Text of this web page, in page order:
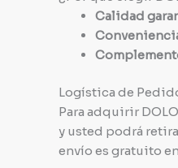
Calidad
Logística de
Para adquirir
y usted podrá
envío es gratuito